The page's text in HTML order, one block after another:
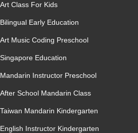
Art Class For Kids
Bilingual Early Education
Art Music Coding Preschool
Singapore Education
Mandarin Instructor Preschool
After School Mandarin Class
Taiwan Mandarin Kindergarten
English Instructor Kindergarten